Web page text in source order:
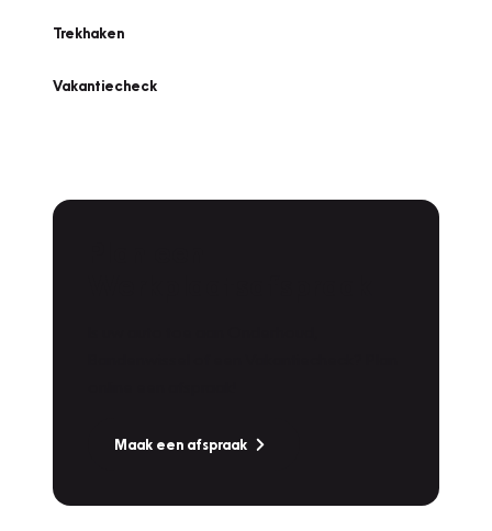
Trekhaken
Vakantiecheck
Maak een afspraak